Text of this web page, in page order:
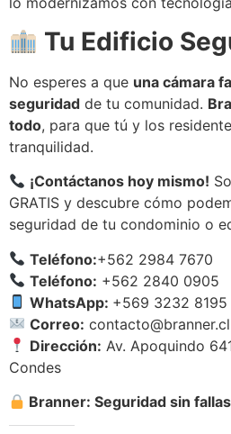
Tu Edificio
No esperes a que una cámara
seguridad de tu comunidad.
todo, para que tú y los
tranquilidad.
¡Contáctanos hoy mismo!
GRATIS y descubre cómo
seguridad de tu condominio o
Teléfono:+562 2984 7670
Teléfono: +562 2840 0905
WhatsApp: +569 3232 8195
Correo: contacto@branner.cl
Dirección: Av. Apoquindo
Condes
Branner: Seguridad sin